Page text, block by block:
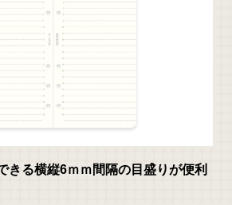
きる横縦6ｍｍ間隔の目盛りが便利